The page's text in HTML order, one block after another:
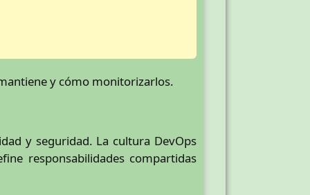
y cómo monitorizarlos.
y seguridad. La cultura DevOps
responsabilidades compartidas